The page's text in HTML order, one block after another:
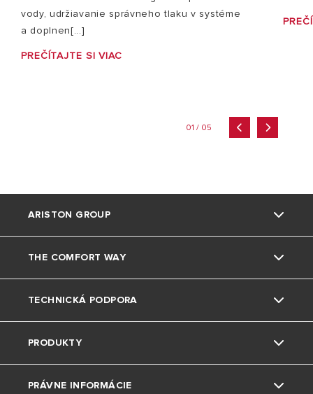
vody, udržiavanie správneho tlaku v systéme
a doplnen[...]
PREČÍTAJTE SI VIAC
01 / 05
ARISTON GROUP
Kto sme
Skupina
Pobočky Ariston SK
Referencie
THE COMFORT WAY
Triky a tipy
Bývanie
Životné prostredie
TECHNICKÁ PODPORA
Kontaktujte nás
Návody k produktom
PRODUKTY
Elektrické ohrivače vody
PRÁVNE INFORMÁCIE